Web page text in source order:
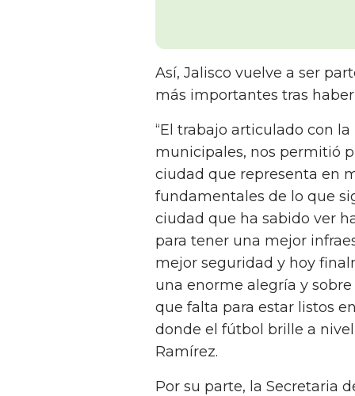
Así, Jalisco vuelve a ser
más importantes tras
“El trabajo articulado con
municipales, nos permitió
ciudad que representa en
fundamentales de lo que
ciudad que ha sabido ver
para tener una mejor
mejor seguridad y hoy
una enorme alegría y
que falta para estar listos
donde el fútbol brille a
Ramírez.
Por su parte, la Secretaria